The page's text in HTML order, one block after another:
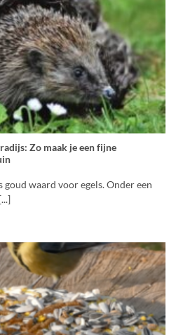
Zo maak je een fijne
waard voor egels. Onder een